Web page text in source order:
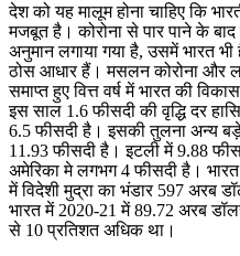
देश को यह मालूम होना चाहिए कि
मजबूत है। कोरोना से पार पाने के
अनुमान लगाया गया है, उसमें भारत
ठोस आधार हैं। मसलन कोरोना और
समाप्त हुए वित्त वर्ष में भारत की
इस साल 1.6 फीसदी की वृद्धि दर
6.5 फीसदी है। इसकी तुलना अन्य बड़े
11.93 फीसदी है। इटली में 9.88
अमेरिका मे लगभग 4 फीसदी है।
में विदेशी मुद्रा का भंडार 597 अरब
भारत में 2020-21 में 89.72 अरब
से 10 प्रतिशत अधिक था।